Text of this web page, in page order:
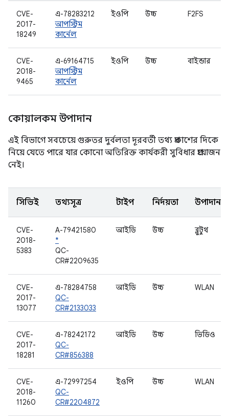
CVE-
2017-
18249
এ-78283212
আপস্ট্রিম
কার্নেল
ইওপি উচ্চ F2FS
CVE-
2018-
9465
এ-69164715
আপস্ট্রিম
কার্নেল
ইওপি উচ্চ বাইন্ডার
কোয়ালকম উপাদান
এই বিভাগে সবচেয়ে গুরুতর দুর্বলতা দূরবর্তী তথ্য প্রকাশের দিকে
নিয়ে যেতে পারে যার কোনো অতিরিক্ত কার্যকরী সুবিধার প্রয়োজন
নেই।
সিভিই তথ্যসূত্র টাইপ নির্দয়তা উপাদান
CVE-
2018-
5383
A-79421580
*
QC-
CR#2209635
আইডি উচ্চ ব্লুটুথ
CVE-
2017-
13077
এ-78284758
QC-
CR#2133033
আইডি উচ্চ WLAN
CVE-
2017-
18281
এ-78242172
QC-
CR#856388
আইডি উচ্চ ভিডিও
CVE-
2018-
11260
এ-72997254
QC-
CR#2204872
ইওপি উচ্চ WLAN